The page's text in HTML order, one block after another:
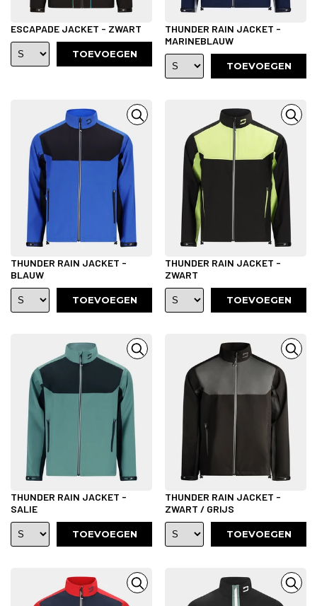
ESCAPADE JACKET - ZWART
TOEVOEGEN
THUNDER RAIN JACKET -
MARINEBLAUW
TOEVOEGEN
THUNDER RAIN JACKET -
BLAUW
TOEVOEGEN
THUNDER RAIN JACKET -
ZWART
TOEVOEGEN
THUNDER RAIN JACKET -
SALIE
TOEVOEGEN
THUNDER RAIN JACKET -
ZWART / GRIJS
TOEVOEGEN